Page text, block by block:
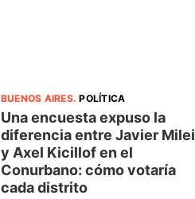
BUENOS AIRES.POLÍTICA
Una encuesta expuso la
diferencia entre Javier Milei
y Axel Kicillof en el
Conurbano: cómo votaría
cada distrito